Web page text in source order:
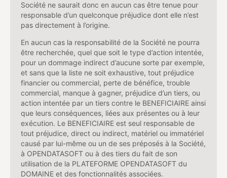
Société ne saurait donc en aucun cas être tenue pour
responsable d’un quelconque préjudice dont elle n’est
pas directement à l’origine.
En aucun cas la responsabilité de la Société ne pourra
être recherchée, quel que soit le type d’action intentée,
pour un dommage indirect d’aucune sorte par exemple,
et sans que la liste ne soit exhaustive, tout préjudice
financier ou commercial, perte de bénéfice, trouble
commercial, manque à gagner, préjudice d’un tiers, ou
action intentée par un tiers contre le BENEFICIAIRE ainsi
que leurs conséquences, liées aux présentes ou à leur
exécution. Le BENEFICIAIRE est seul responsable de
tout préjudice, direct ou indirect, matériel ou immatériel
causé par lui-même ou un de ses préposés à la Société,
à OPENDATASOFT ou à des tiers du fait de son
utilisation de la PLATEFORME OPENDATASOFT du
DOMAINE et des fonctionnalités associées.